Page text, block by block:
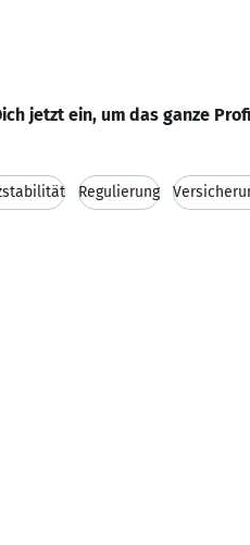
jetzt ein, um das ganze
Regulierung